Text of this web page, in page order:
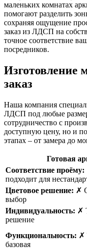
маленьких комнатах
помогают разделить
сохраняя ощущение
заказ из ЛДСП на
точное соответствие
посредников.
Изготовление
заказ
Наша компания
ЛДСП под любые
сотрудничество с
доступную цену, но и
этапах – от замера до
Готовая
Соответствие проёму:
подходит для
Цветовое решение: ✗
выбор
Индивидуальность: ✗
решение
Функциональность: ✗
базовая